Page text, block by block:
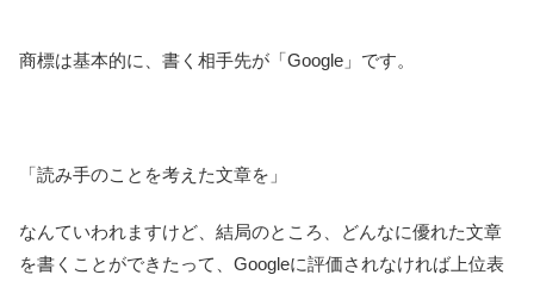
商標は基本的に、書く相手先が「Google」です。
「読み手のことを考えた文章を」
なんていわれますけど、結局のところ、どんなに優れた文章
を書くことができたって、Googleに評価されなければ上位表